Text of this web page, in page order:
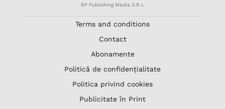
BP Publishing Media S.R.L
Terms and conditions
Contact
Abonamente
Politică de confidențialitate
Politica privind cookies
Publicitate în Print